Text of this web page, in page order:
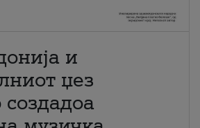
и
џез
создадоа